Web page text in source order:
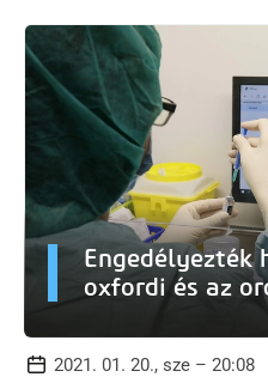
Engedélyezték
oxfordi és az
2021. 01. 20., sze – 20:08